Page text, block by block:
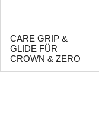
CARE GRIP &
GLIDE FÜR
CROWN & ZERO